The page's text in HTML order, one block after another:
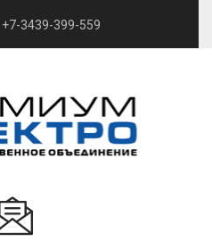
+7-3439-399-559